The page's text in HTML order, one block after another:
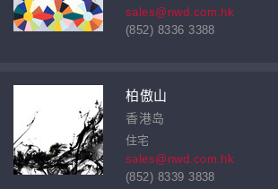
sales@nwd.com.hk
(852) 8336 3388
柏傲山
香港岛
住宅
sales@nwd.com.hk
(852) 8339 3838